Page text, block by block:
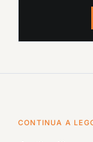
CONTINUA A